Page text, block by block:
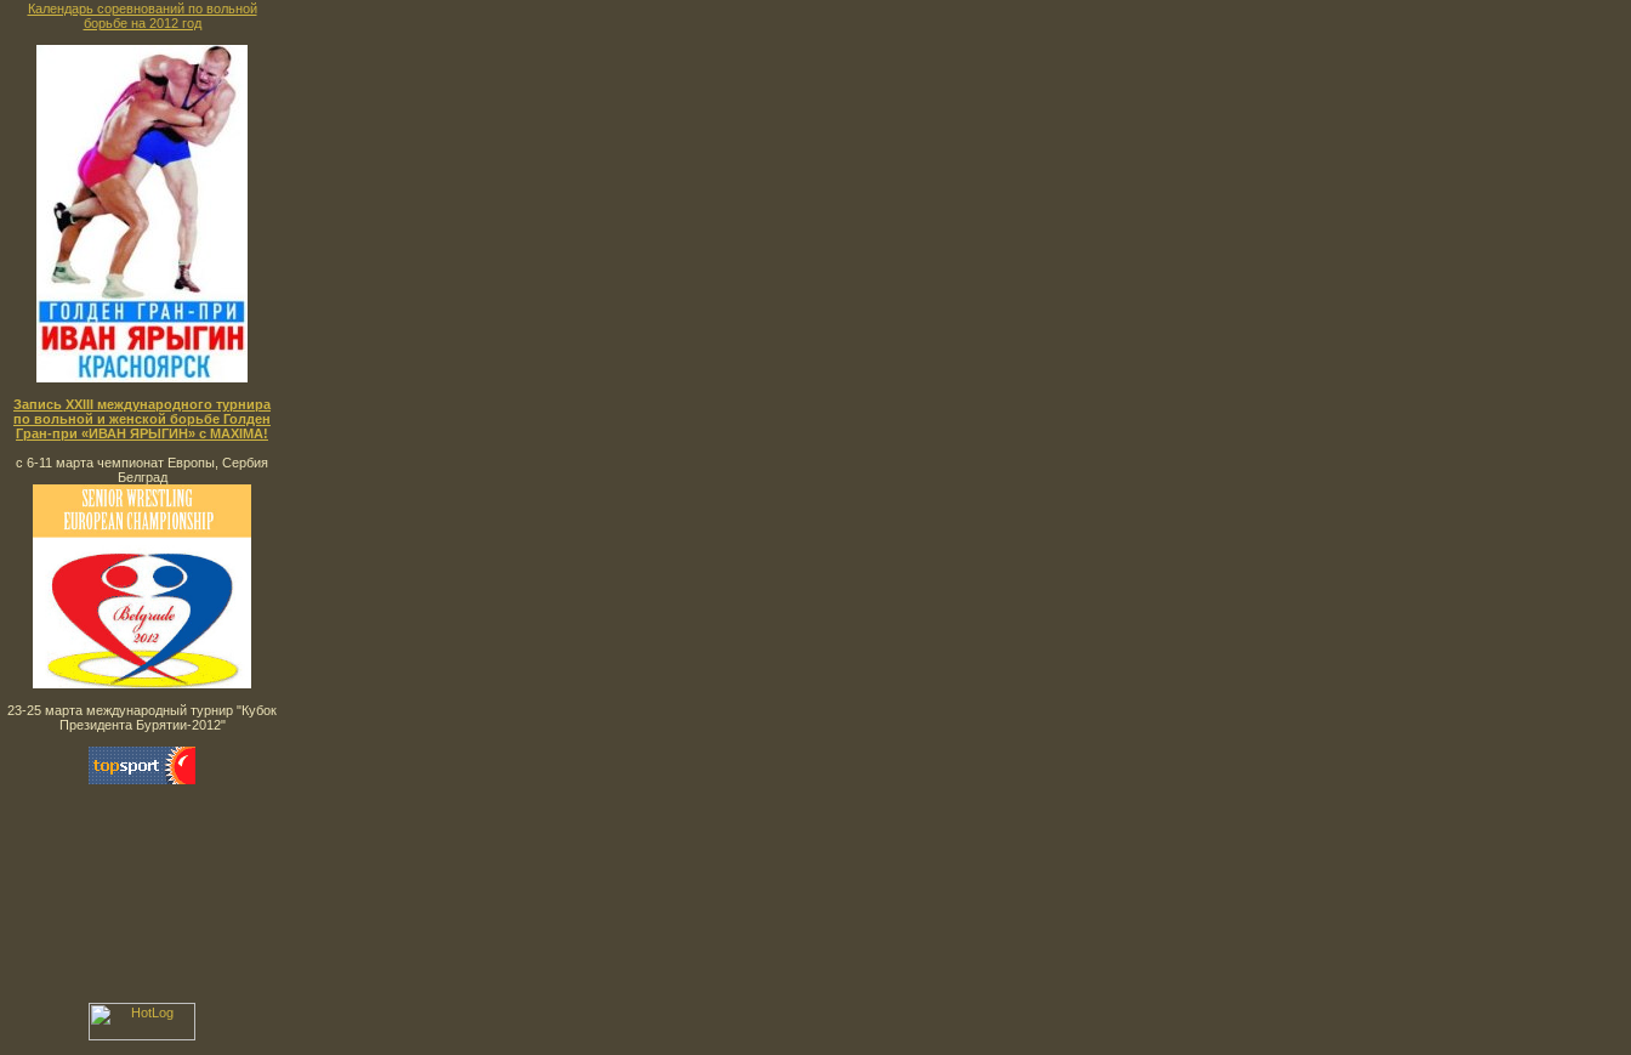
Календарь соревнований по вольной
борьбе на 2012 год
Запись XXIII международного турнира
по вольной и женской борьбе Голден
Гран-при «ИВАН ЯРЫГИН» с MAXIMA!
с 6-11 марта чемпионат Европы, Сербия
Белград
23-25 марта международный турнир "Кубок
Президента Бурятии-2012"